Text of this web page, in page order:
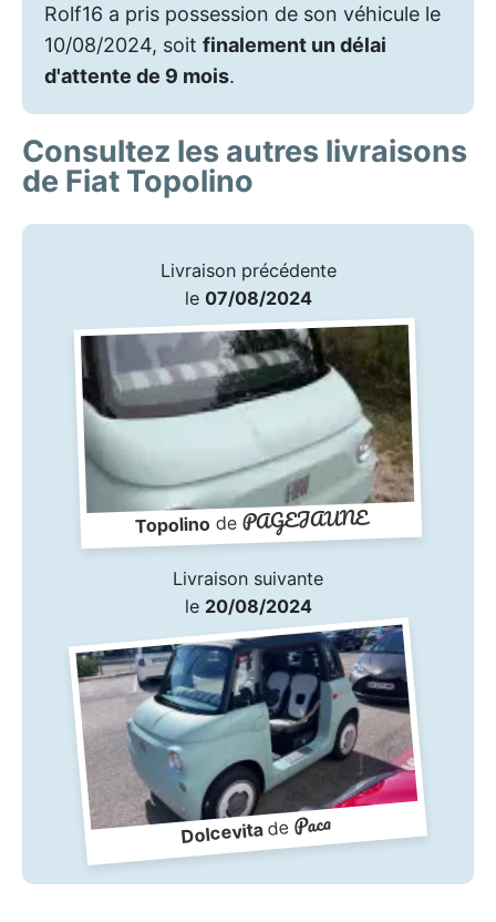
Rolf16 a pris possession de son véhicule le
10/08/2024, soit finalement un délai
d'attente de 9 mois.
Consultez les autres livraisons
de Fiat Topolino
Livraison précédente
le 07/08/2024
TopolinodePAGEJAUNE
Livraison suivante
le 20/08/2024
DolcevitadePaca